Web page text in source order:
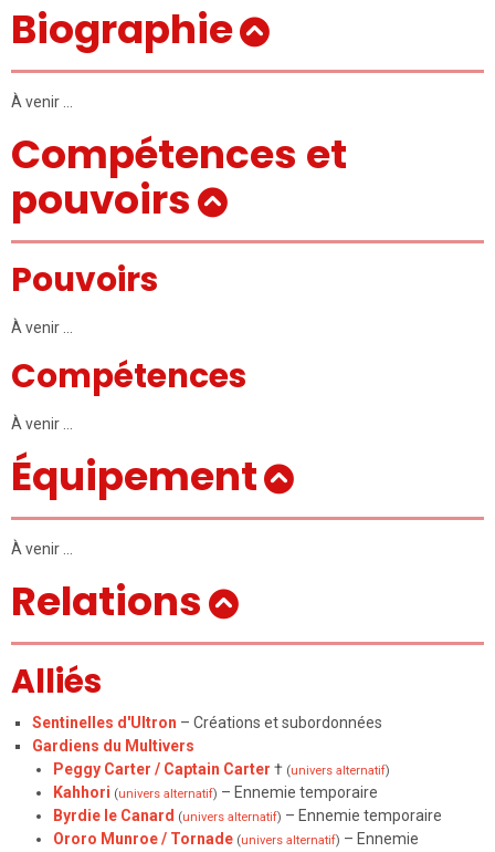
Biographie
À venir …
Compétences et
pouvoirs
Pouvoirs
À venir …
Compétences
À venir …
Équipement
À venir …
Relations
Alliés
Sentinelles d'Ultron – Créations et subordonnées
Gardiens du Multivers
Peggy Carter / Captain Carter † (univers alternatif)
Kahhori (univers alternatif) – Ennemie temporaire
Byrdie le Canard (univers alternatif) – Ennemie temporaire
Ororo Munroe / Tornade (univers alternatif) – Ennemie